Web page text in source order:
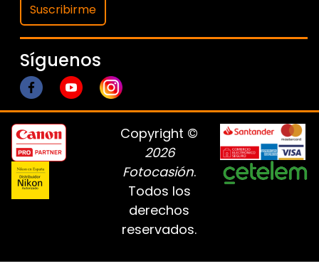
Suscribirme
Síguenos
Copyright ©
2026
Fotocasión.
Todos los
derechos
reservados.